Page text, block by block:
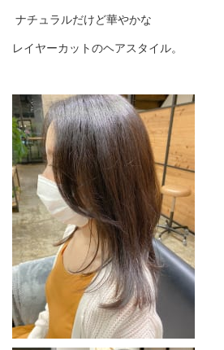
ナチュラルだけど華やかな
レイヤーカットのヘアスタイル。